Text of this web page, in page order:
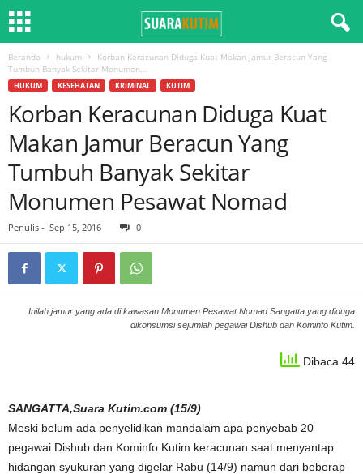
Beranda hukum
Korban Keracunan Diduga Kuat Makan Jamur Beracun Yang
Tumbuh Banyak Sekitar Monumen...
HUKUM KESEHATAN KRIMINAL KUTIM
Korban Keracunan Diduga Kuat
Makan Jamur Beracun Yang
Tumbuh Banyak Sekitar
Monumen Pesawat Nomad
Penulis - Sep 15, 2016 0
Inilah jamur yang ada di kawasan Monumen Pesawat Nomad Sangatta yang diduga
dikonsumsi sejumlah pegawai Dishub dan Kominfo Kutim.
Dibaca 44
SANGATTA,Suara Kutim.com (15/9)
Meski belum ada penyelidikan mandalam apa penyebab 20
pegawai Dishub dan Kominfo Kutim keracunan saat menyantap
hidangan syukuran yang digelar Rabu (14/9) namun dari beberap